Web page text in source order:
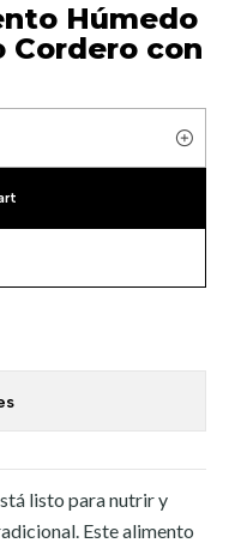
Húmedo
Cordero con
listo para nutrir y
Este alimento